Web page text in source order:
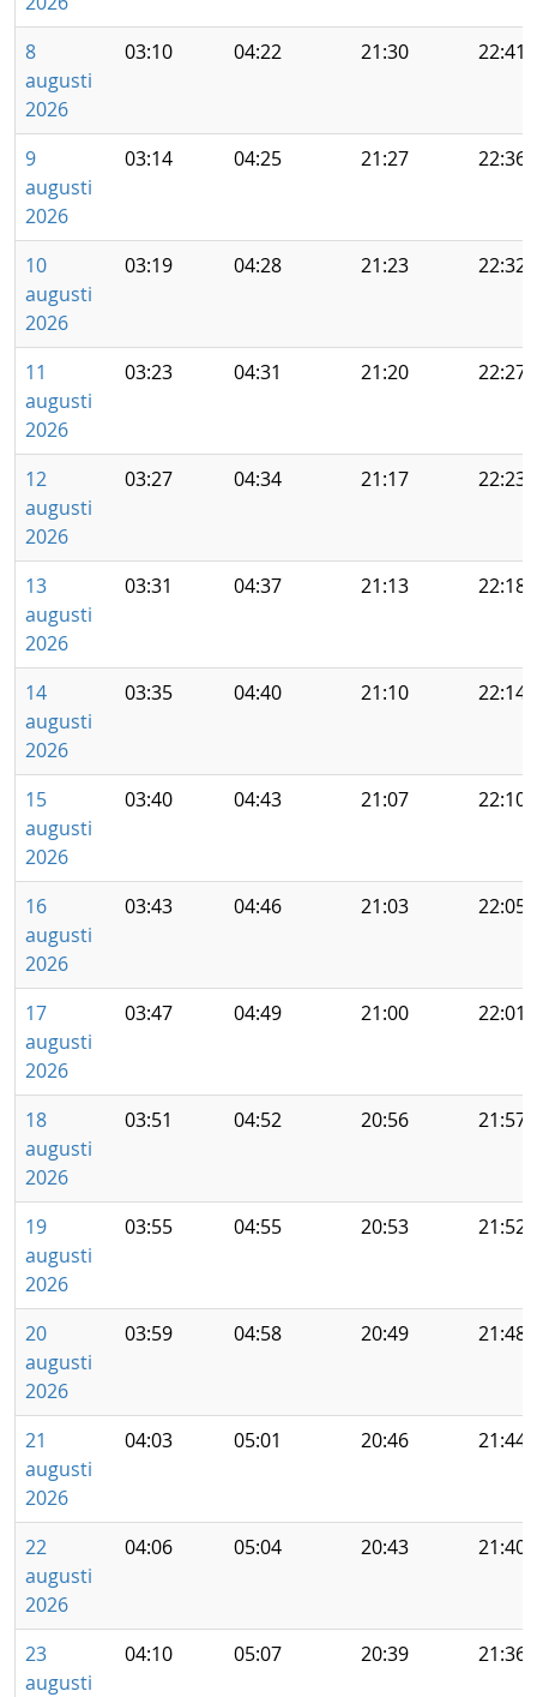
8
augusti
2026
03:10 04:22 21:30 22:41
9
augusti
2026
03:14 04:25 21:27 22:36
10
augusti
2026
03:19 04:28 21:23 22:32
11
augusti
2026
03:23 04:31 21:20 22:27
12
augusti
2026
03:27 04:34 21:17 22:23
13
augusti
2026
03:31 04:37 21:13 22:18
14
augusti
2026
03:35 04:40 21:10 22:14
15
augusti
2026
03:40 04:43 21:07 22:10
16
augusti
2026
03:43 04:46 21:03 22:05
17
augusti
2026
03:47 04:49 21:00 22:01
18
augusti
2026
03:51 04:52 20:56 21:57
19
augusti
2026
03:55 04:55 20:53 21:52
20
augusti
2026
03:59 04:58 20:49 21:48
21
augusti
2026
04:03 05:01 20:46 21:44
22
augusti
2026
04:06 05:04 20:43 21:40
23
augusti
04:10 05:07 20:39 21:36